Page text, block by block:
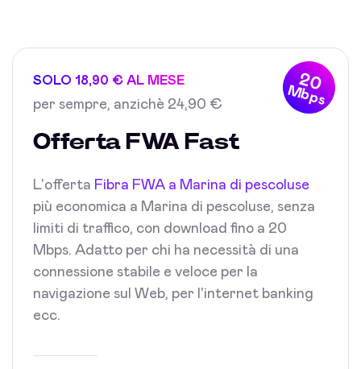
20
Mbps
SOLO 18,90 € AL MESE
per sempre, anzichè 24,90 €
Offerta FWA Fast
L'offerta Fibra FWA a Marina di pescoluse
più economica a Marina di pescoluse, senza
limiti di traffico, con download fino a 20
Mbps. Adatto per chi ha necessità di una
connessione stabile e veloce per la
navigazione sul Web, per l'internet banking
ecc.